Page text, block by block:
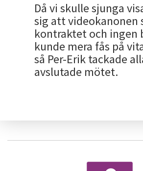
Då vi skulle sjunga
sig att videokanonen
kontraktet och ingen
kunde mera fås på
så Per-Erik tackade
avslutade mötet.